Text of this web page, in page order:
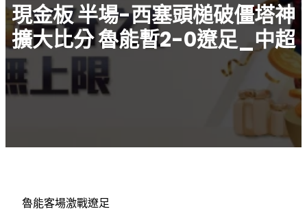
現金板 半場-西塞頭槌破僵塔神
擴大比分 魯能暫2-0遼足_中超
魯能客場激戰遼足